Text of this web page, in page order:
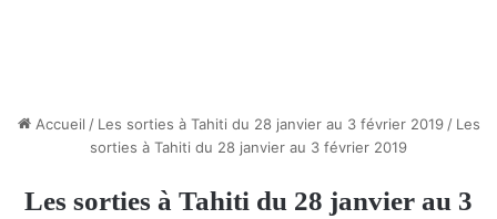
Accueil / Les sorties à Tahiti du 28 janvier au 3 février 2019 / Les
sorties à Tahiti du 28 janvier au 3 février 2019
Les sorties à Tahiti du 28 janvier au 3